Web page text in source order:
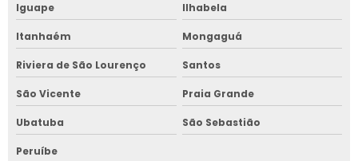
Iguape Ilhabela
Itanhaém Mongaguá
Riviera de São Lourenço Santos
São Vicente Praia Grande
Ubatuba São Sebastião
Peruíbe